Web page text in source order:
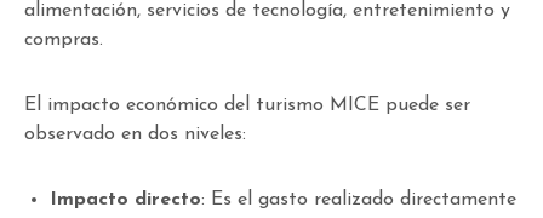
alimentación, servicios de tecnología, entretenimiento y
compras.
El impacto económico del turismo MICE puede ser
observado en dos niveles:
Impacto directo: Es el gasto realizado directamente